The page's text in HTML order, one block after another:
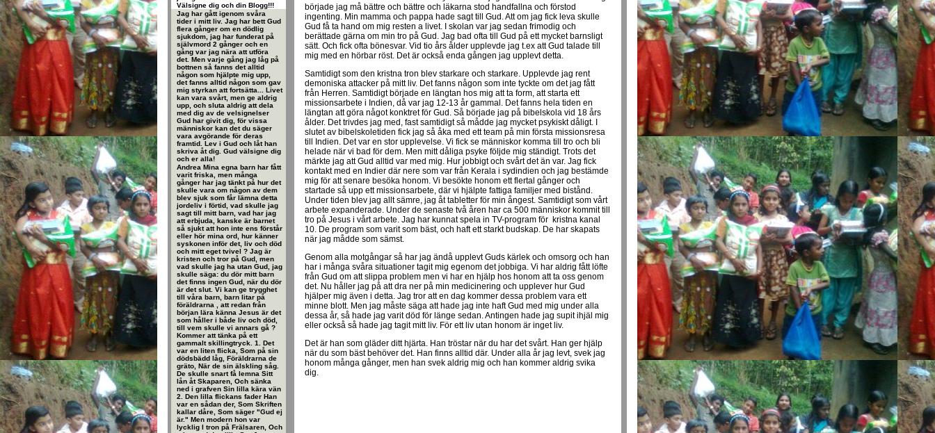
Välsigne dig och din Blogg!!!
Jag har gått igenom svåra
tider i mitt liv. Jag har bett Gud
flera gånger om en dödlig
sjukdom, jag har funderat på
självmord 2 gånger och en
gång var jag nära att utföra
det. Men varje gång jag låg på
bottnen så fanns det alltid
någon som hjälpte mig upp,
det fanns alltid någon som gav
mig styrkan att fortsätta... Livet
kan vara svårt, men ge aldrig
upp, och sluta aldrig att dela
med dig av de velsignelser
Gud har givit dig, för vissa
människor kan det du säger
vara avgörande för deras
framtid. Lev i Gud och låt han
skriva åt dig. Gud välsigne dig
och er alla!
Andrea Mina egna barn har fått
varit friska, men många
gånger har jag tänkt på hur det
skulle vara om någon av dem
blev sjuk som får lämna detta
jordeliv i förtid, vad skulle jag
sagt till mitt barn, vad har jag
att erbjuda, kanske är barnet
så sjukt att hon inte ens förstår
eller hör mina ord, hur känner
syskonen inför det, liv och död
och mitt eget tvivel ? Jag är
kristen och tror på Gud, men
vad skulle jag ha utan Gud, jag
skulle säga: du dör mitt barn
det finns ingen Gud, när du dör
är det slut. Vi kan ge trygghet
till våra barn, barn litar på
föräldrarna , att redan från
början lära känna Jesus är det
som håller i både liv och död,
till vem skulle vi annars gå ?
Kommer att tänka på ett
gammalt skillingtryck. 1. Det
var en liten flicka, Som på sin
dödsbädd låg, Föräldrarna de
gräto, När de sin älskling såg.
De skulle snart få lemna Sitt
lån åt Skaparen, Och sänka
ned i grafven Sin lilla kära vän
2. Den lilla flickans fader Han
var en sådan der, Som Skriften
kallar dåre, Som säger "Gud ej
är." Men modern hon var
lycklig I tron på Frälsaren, Och
började jag må bättre och bättre och läkarna stod handfallna och förstod
ingenting. Min mamma och pappa hade sagt till Gud. Att om jag fick leva skulle
Gud få ta hand om mig resten a livet. I skolan var jag sedan frimodig och
berättade gärna om min tro på Gud. Jag bad ofta till Gud på ett mycket barnsligt
sätt. Och fick ofta bönesvar. Vid tio års ålder upplevde jag t.ex att Gud talade till
mig med en hörbar röst. Det är också enda gången jag upplevt detta.
Samtidigt som den kristna tron blev starkare och starkare. Upplevde jag rent
demoniska attacker på mitt liv. Det fanns någon som inte tyckte om det jag fått
från Herren. Samtidigt började en längtan hos mig att ta form, att starta ett
missionsarbete i Indien, då var jag 12-13 år gammal. Det fanns hela tiden en
längtan att göra något konktret för Gud. Så började jag på bibelskola vid 18 års
ålder. Det trivdes jag med, fast samtidigt så mådde jag mycket psykiskt dåligt. I
slutet av bibelskoletiden fick jag så åka med ett team på min första missionsresa
till Indien. Det var en stor upplevelse. Vi fick se människor komma till tro och bli
helade när vi bad för dem. Men mitt dåliga psyke följde mig ständigt. Trots det
märkte jag att Gud alltid var med mig. Hur jobbigt och svårt det än var. Jag fick
kontakt med en Indier där nere som var från Kerala i sydindien och jag bestämde
mig för att senare besöka honom. Vi besökte honom ett flertal gånger och
startade så upp ett missionsarbete, där vi hjälpte fattiga familjer med bistånd.
Under tiden blev jag allt sämre, jag åt tabletter för min ångest. Samtidigt som vårt
arbete expanderade. Under de senaste två åren har ca 500 människor kommit till
tro på Jesus i vårt arbete. Jag har kunnat spela in TV-program för kristna kanal
10. De program som varit som bäst, och haft ett starkt budskap. De har skapats
när jag mådde som sämst.
Genom alla motgångar så har jag ändå upplevt Guds kärlek och omsorg och han
har i många svåra situationer tagit mig egenom det jobbiga. Vi har aldrig fått löfte
från Gud om att slippa problem men vi har en hjälp hos honom att ta oss genom
det. Nu håller jag på att dra ner på min medicinering och upplever hur Gud
hjälper mig även i detta. Jag tror att en dag kommer dessa problem vara ett
minne blott. Men jag måste säga att hade jag inte haft Gud med mig under alla
dessa år, så hade jag varit död för länge sedan. Antingen hade jag supit ihjäl mig
eller också så hade jag tagit mitt liv. För ett liv utan honom är inget liv.
Det är han som gläder ditt hjärta. Han tröstar när du har det svårt. Han ger hjälp
när du som bäst behöver det. Han finns alltid där. Under alla år jag levt, svek jag
honom många gånger, men han svek aldrig mig och han kommer aldrig svika
dig.